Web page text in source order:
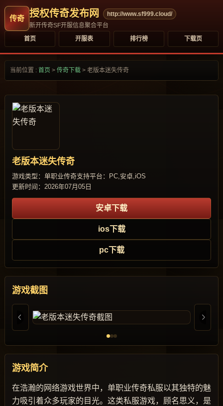
授权传奇发布网
http://www.sf999.cloud/
新开传奇SF开服信息聚合平台
首页
开服表 排行榜 下载页
当前位置 : 首页 > 传奇下载 > 老版本迷失传奇
老版本迷失传奇
游戏类型：单职业传奇支持平台：PC,安卓,iOS
更新时间：2026年07月05日
安卓下载
ios下载
pc下载
游戏截图
游戏简介
在浩瀚的网络游戏世界中，单职业传奇私服以其独特的魅
力吸引着众多玩家的目光。这类私服游戏，顾名思义，是